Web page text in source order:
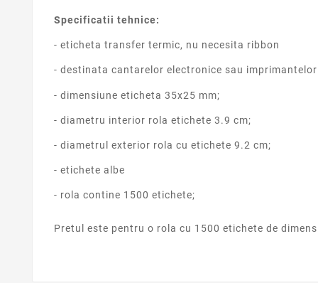
Specificatii tehnice:
- eticheta transfer termic, nu necesita ribbon
- destinata cantarelor electronice sau
- dimensiune eticheta 35x25 mm;
- diametru interior rola etichete 3.9 cm;
- diametrul exterior rola cu etichete 9.2 cm;
- etichete albe
- rola contine 1500 etichete;
Pretul este pentru o rola cu 1500 etichete de